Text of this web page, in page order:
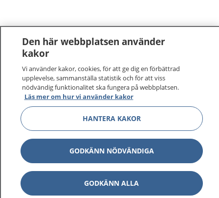
Den här webbplatsen använder
kakor
Vi använder kakor, cookies, för att ge dig en förbättrad
upplevelse, sammanställa statistik och för att viss
nödvändig funktionalitet ska fungera på webbplatsen.
Läs mer om hur vi använder kakor
HANTERA KAKOR
GODKÄNN NÖDVÄNDIGA
GODKÄNN ALLA